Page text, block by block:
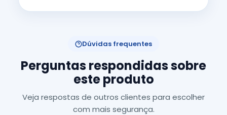
Dúvidas frequentes
Perguntas respondidas sobre
este produto
Veja respostas de outros clientes para escolher
com mais segurança.